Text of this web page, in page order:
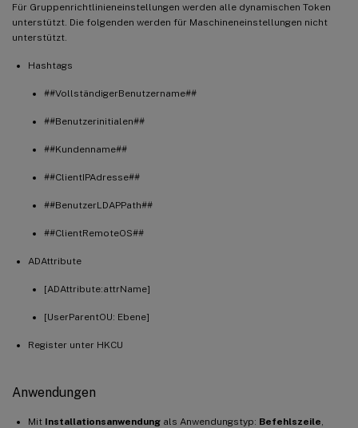
Für Gruppenrichtlinieneinstellungen werden alle dynamischen Token
unterstützt. Die folgenden werden für Maschineneinstellungen nicht
unterstützt.
Hashtags
##VollständigerBenutzername##
##Benutzerinitialen##
##Kundenname##
##ClientIPAdresse##
##BenutzerLDAPPath##
##ClientRemoteOS##
ADAttribute
[ADAttribute:attrName]
[UserParentOU: Ebene]
Register unter HKCU
Anwendungen
Mit Installationsanwendung als Anwendungstyp: Befehlszeile